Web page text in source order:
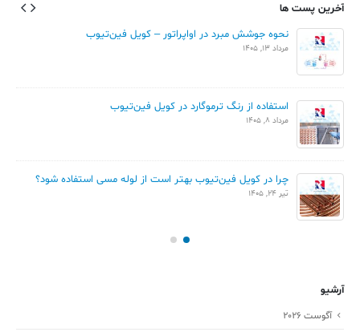
آخرین پست ها
نحوه جوشش مبرد در اواپراتور – کویل فین‌تیوب
مرداد 13, 1405
استفاده از رنگ ترموگارد در کویل فین‌تیوب
مرداد 8, 1405
چرا در کویل فین‌تیوب بهتر است از لوله مسی استفاده شود؟
تیر 24, 1405
آرشیو
آگوست 2026